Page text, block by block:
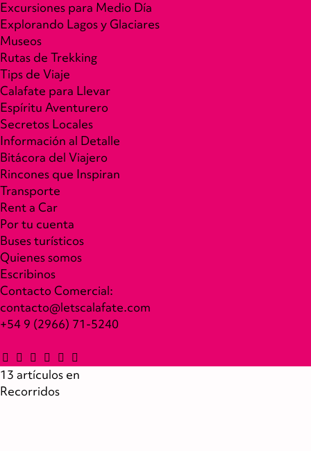
Excursiones para Medio Día
Explorando Lagos y Glaciares
Museos
Rutas de Trekking
Tips de Viaje
Calafate para Llevar
Espíritu Aventurero
Secretos Locales
Información al Detalle
Bitácora del Viajero
Rincones que Inspiran
Transporte
Rent a Car
Por tu cuenta
Buses turísticos
Quienes somos
Escribinos
Contacto Comercial:
contacto@letscalafate.com
+54 9 (2966) 71-5240
13 artículos en
Recorridos